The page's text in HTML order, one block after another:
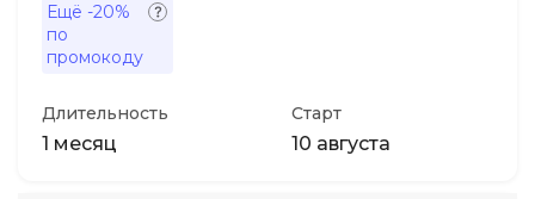
Ещё -20%
по
промокоду
Длительность
1 месяц
Старт
10 августа